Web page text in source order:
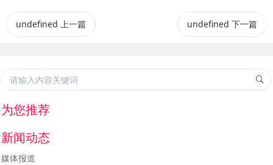
undefined 上一篇 undefined 下一篇
为您推荐
新闻动态
媒体报道